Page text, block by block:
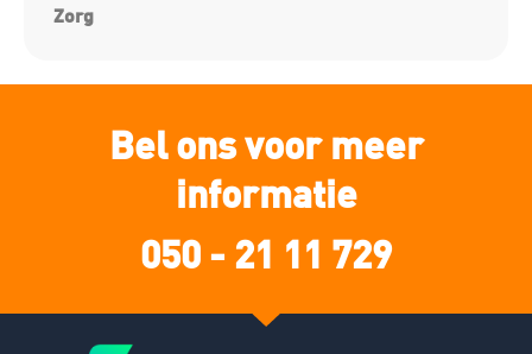
Zorg
Bel ons voor meer
informatie
050 - 21 11 729